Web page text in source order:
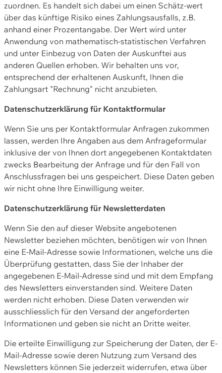
zuordnen. Es handelt sich dabei um einen Schätz-wert
über das künftige Risiko eines Zahlungsausfalls, z.B.
anhand einer Prozentangabe. Der Wert wird unter
Anwendung von mathematisch-statistischen Verfahren
und unter Einbezug von Daten der Auskunftei aus
anderen Quellen erhoben. Wir behalten uns vor,
entsprechend der erhaltenen Auskunft, Ihnen die
Zahlungsart "Rechnung" nicht anzubieten.
Datenschutzerklärung für Kontaktformular
Wenn Sie uns per Kontaktformular Anfragen zukommen
lassen, werden Ihre Angaben aus dem Anfrageformular
inklusive der von Ihnen dort angegebenen Kontaktdaten
zwecks Bearbeitung der Anfrage und für den Fall von
Anschlussfragen bei uns gespeichert. Diese Daten geben
wir nicht ohne Ihre Einwilligung weiter.
Datenschutzerklärung für Newsletterdaten
Wenn Sie den auf dieser Website angebotenen
Newsletter beziehen möchten, benötigen wir von Ihnen
eine E-Mail-Adresse sowie Informationen, welche uns die
Überprüfung gestatten, dass Sie der Inhaber der
angegebenen E-Mail-Adresse sind und mit dem Empfang
des Newsletters einverstanden sind. Weitere Daten
werden nicht erhoben. Diese Daten verwenden wir
ausschliesslich für den Versand der angeforderten
Informationen und geben sie nicht an Dritte weiter.
Die erteilte Einwilligung zur Speicherung der Daten, der E-
Mail-Adresse sowie deren Nutzung zum Versand des
Newsletters können Sie jederzeit widerrufen, etwa über